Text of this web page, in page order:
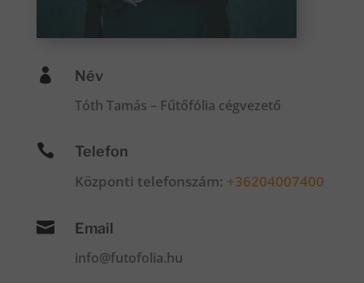
 Név
Tóth Tamás – Fűtőfólia cégvezető
 Telefon
Központi telefonszám: +36204007400
 Email
info@futofolia.hu